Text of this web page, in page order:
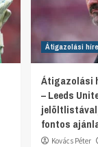
Átigazolási
Átigazolási
– Leeds
fontos
Kovács Péter